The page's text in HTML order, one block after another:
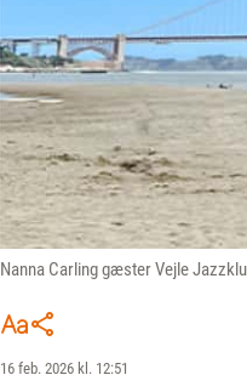
Nanna Carling gæster Vejle
16 feb. 2026 kl. 12:51